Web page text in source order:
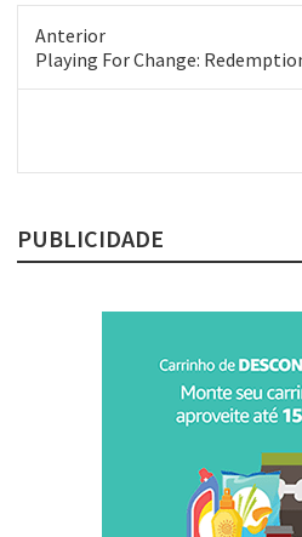
presidente…
Anterior
Post
Playing For Change:
PUBLICIDADE